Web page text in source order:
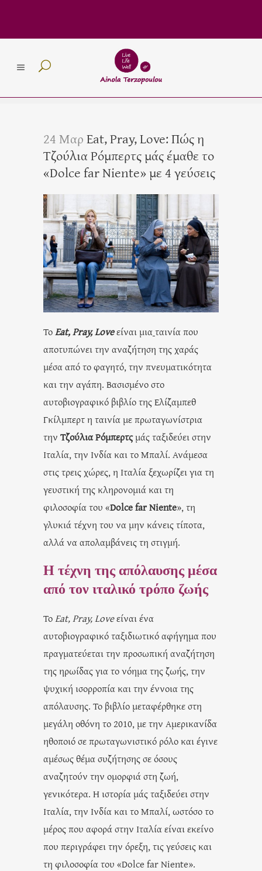
24 ΜαρEat, Pray, Love: Πώς η
Τζούλια Ρόμπερτς μάς έμαθε το
«Dolce far Niente» με 4 γεύσεις
ΤοEat, Pray, Loveείναι μιαταινία που
αποτυπώνει την αναζήτηση της χαράς
μέσα από το φαγητό, την πνευματικότητα
και την αγάπη. Βασισμένο στο
αυτοβιογραφικό βιβλίο της Ελίζαμπεθ
Γκίλμπερτ η ταινία με πρωταγωνίστρια
την Τζούλια Ρόμπερτςμάς ταξιδεύει στην
Ιταλία, την Ινδία και το Μπαλί. Ανάμεσα
στις τρεις χώρες, η Ιταλία ξεχωρίζει για τη
γευστική της κληρονομιά και τη
φιλοσοφία του «Dolce far Niente», τη
γλυκιά τέχνη του να μην κάνεις τίποτα,
αλλά να απολαμβάνεις τη στιγμή.
Η τέχνη της απόλαυσης μέσα
από τον ιταλικό τρόπο ζωής
ΤοEat, Pray, Loveείναι ένα
αυτοβιογραφικό ταξιδιωτικό αφήγημα που
πραγματεύεται την προσωπική αναζήτηση
της ηρωίδας για το νόημα της ζωής, την
ψυχική ισορροπία και την έννοια της
απόλαυσης. Το βιβλίο μεταφέρθηκε στη
μεγάλη οθόνη το 2010, με την Αμερικανίδα
ηθοποιό σε πρωταγωνιστικό ρόλο και έγινε
αμέσως θέμα συζήτησης σε όσους
αναζητούν την ομορφιά στη ζωή,
γενικότερα. Η ιστορία μάς ταξιδεύει στην
Ιταλία, την Ινδία και το Μπαλί, ωστόσο το
μέρος που αφορά στην Ιταλία είναι εκείνο
που περιγράφει την όρεξη, τις γεύσεις και
τη φιλοσοφία του «Dolce far Niente».